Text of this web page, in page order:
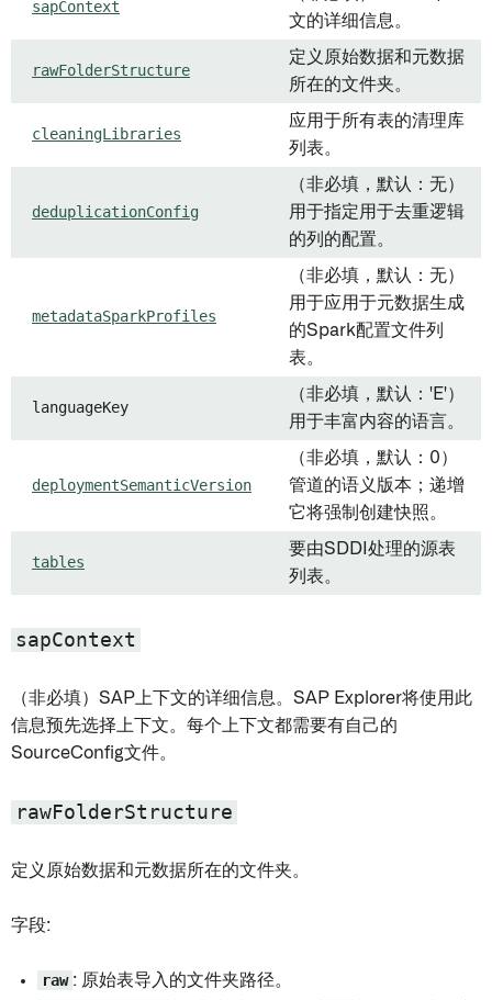
sapContext
文的详细信息。
rawFolderStructure
定义原始数据和元数据
所在的文件夹。
cleaningLibraries
应用于所有表的清理库
列表。
deduplicationConfig
（非必填，默认：无）
用于指定用于去重逻辑
的列的配置。
metadataSparkProfiles
（非必填，默认：无）
用于应用于元数据生成
的Spark配置文件列
表。
languageKey
（非必填，默认：'E'）
用于丰富内容的语言。
deploymentSemanticVersion
（非必填，默认：0）
管道的语义版本；递增
它将强制创建快照。
tables
要由SDDI处理的源表
列表。
sapContext
（非必填）SAP上下文的详细信息。SAP Explorer将使用此
信息预先选择上下文。每个上下文都需要有自己的
SourceConfig文件。
rawFolderStructure
定义原始数据和元数据所在的文件夹。
字段:
raw : 原始表导入的文件夹路径。